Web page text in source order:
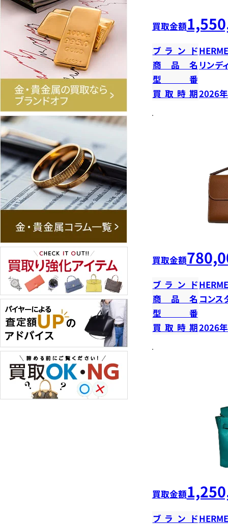
買取金額
ブランド
商品名 リンデ
型番
買取時期2026
買取金額
ブランド
商品名 コンス
型番
買取時期2026
買取金額
ブランド